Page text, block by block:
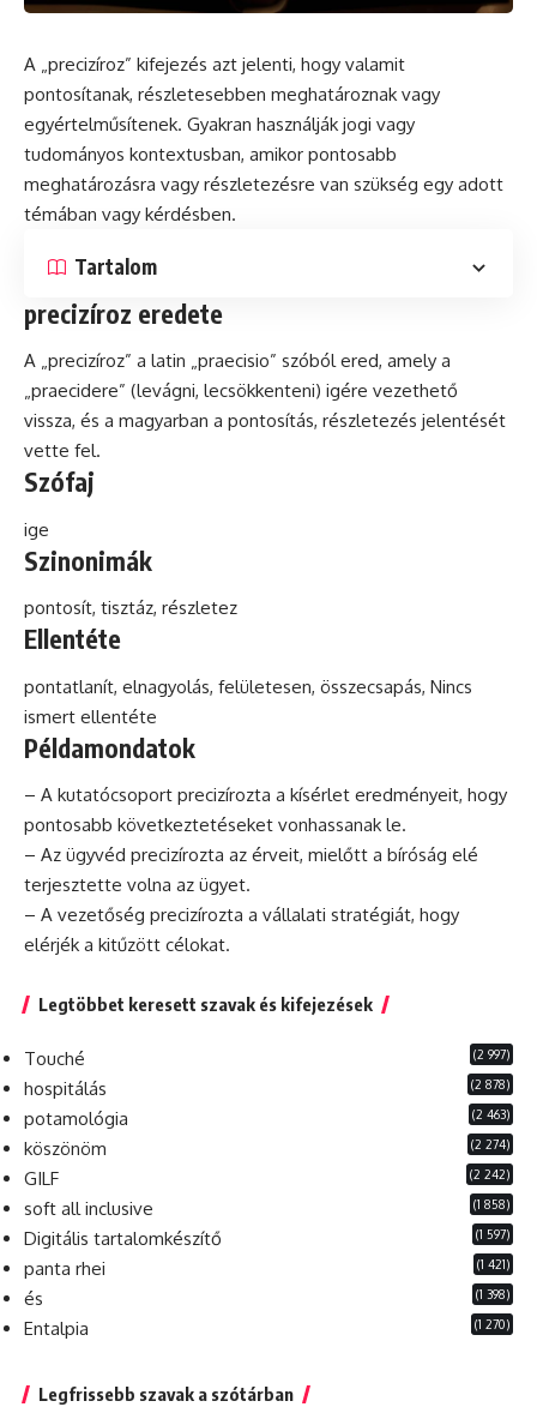
A „precizíroz” kifejezés azt jelenti, hogy valamit
pontosítanak, részletesebben meghatároznak vagy
egyértelműsítenek. Gyakran használják jogi vagy
tudományos kontextusban, amikor pontosabb
meghatározásra vagy részletezésre van szükség egy adott
témában vagy kérdésben.
Tartalom
precizíroz eredete
A „precizíroz” a latin „praecisio” szóból ered, amely a
„praecidere” (levágni, lecsökkenteni) igére vezethető
vissza, és a magyarban a pontosítás, részletezés jelentését
vette fel.
Szófaj
ige
Szinonimák
pontosít, tisztáz, részletez
Ellentéte
pontatlanít, elnagyolás, felületesen, összecsapás, Nincs
ismert ellentéte
Példamondatok
– A kutatócsoport precizírozta a kísérlet eredményeit, hogy
pontosabb következtetéseket vonhassanak le.
– Az ügyvéd precizírozta az érveit, mielőtt a bíróság elé
terjesztette volna az ügyet.
– A vezetőség precizírozta a vállalati stratégiát, hogy
elérjék a kitűzött célokat.
Legtöbbet keresett szavak és kifejezések
Touché (2 997)
hospitálás (2 878)
potamológia (2 463)
köszönöm (2 274)
GILF (2 242)
soft all inclusive (1 858)
Digitális tartalomkészítő (1 597)
panta rhei (1 421)
és (1 398)
Entalpia (1 270)
Legfrissebb szavak a szótárban